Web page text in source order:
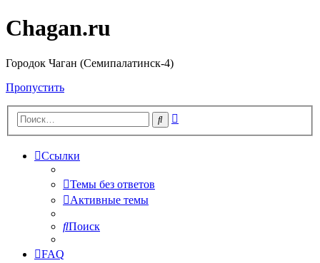
Chagan.ru
Городок Чаган (Семипалатинск-4)
Пропустить
Поиск
Ссылки
Темы без ответов
Активные темы
Поиск
FAQ